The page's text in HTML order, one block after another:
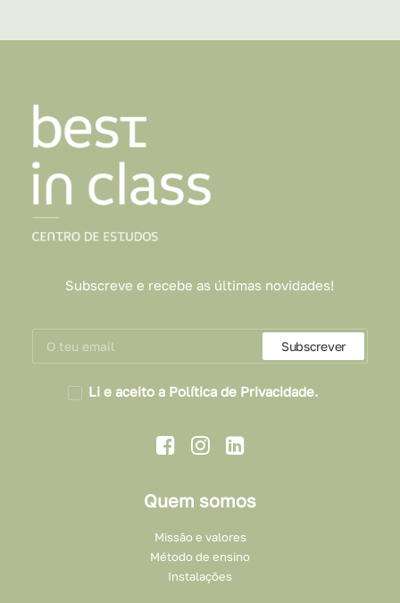
Subscreve e recebe as últimas novidades!
Li e aceito a Política de Privacidade.
Quem somos
Missão e valores
Método de ensino
Instalações